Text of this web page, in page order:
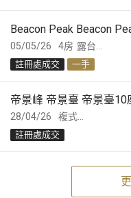
05/05/26 露台...
4房
註冊處成交 一手
28/04/26
帝景峰 帝景臺 帝景臺10
複式...
註冊處成交